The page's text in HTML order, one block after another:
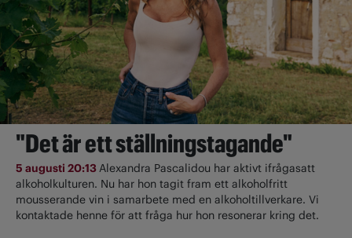
"Det är ett ställningstagande"
5 augusti 20:13Alexandra Pascalidou har aktivt ifrågasatt
alkoholkulturen. Nu har hon tagit fram ett alkoholfritt
mousserande vin i samarbete med en alkoholtillverkare. Vi
kontaktade henne för att fråga hur hon resonerar kring det.